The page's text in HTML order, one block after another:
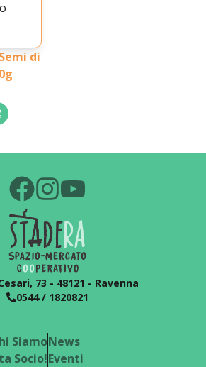
di
73 - 48121 - Ravenna
0544 / 1820821
Siamo
Socio!
News
Eventi